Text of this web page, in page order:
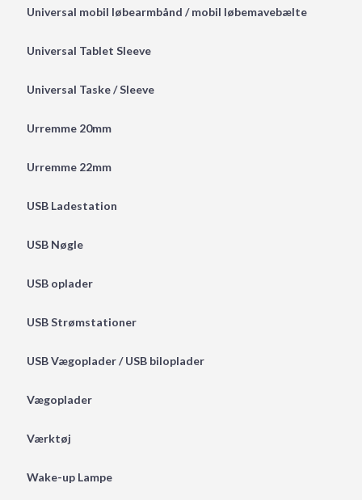
Universal mobil løbearmbånd / mobil løbemavebælte
Universal Tablet Sleeve
Universal Taske / Sleeve
Urremme 20mm
Urremme 22mm
USB Ladestation
USB Nøgle
USB oplader
USB Strømstationer
USB Vægoplader / USB biloplader
Vægoplader
Værktøj
Wake-up Lampe